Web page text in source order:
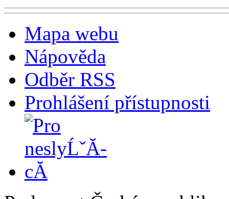
Mapa webu
Nápověda
Odběr RSS
Prohlášení přístupnosti